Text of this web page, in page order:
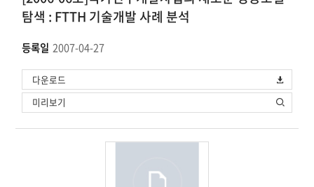
탐색 : FTTH 기술개발 사례 분석
등록일 2007-04-27
다운로드
미리보기